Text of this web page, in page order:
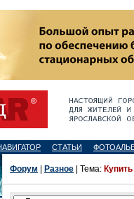
СТАТЬИ
Форум Разное | Тема: